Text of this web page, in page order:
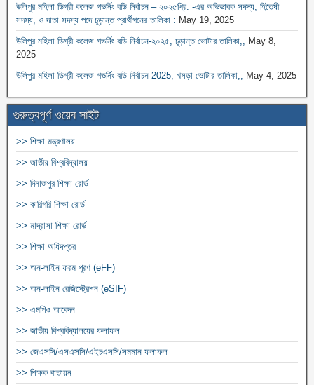
উলিপুর মহিলা ডিগ্রী কলেজ গভর্নিং বডি নির্বাচন – ২০২৫খ্রি. -এর অভিভাবক সদস্য, হিতৈষী
সদস্য, ও দাতা সদস্য পদে চূড়ান্ত প্রার্থীগনের তালিকা : May 19, 2025
উলিপুর মহিলা ডিগ্রী কলেজ গভর্নিং বডি নির্বাচন-২০২৫, চূড়ান্ত ভোটার তালিকা,,
May 8,
2025
উলিপুর মহিলা ডিগ্রী কলেজ গভর্নিং বডি নির্বাচন-2025, খসড়া ভোটার তালিকা,,
May 4, 2025
গুরুত্বপূর্ণ ওয়েব সাইট
>> শিক্ষা মন্ত্রণালয়
>> জাতীয় বিশ্ববিদ্যালয়
>> দিনাজপুর শিক্ষা রোর্ড
>> কারিগরি শিক্ষা রোর্ড
>> মাদ্রাসা শিক্ষা রোর্ড
>> শিক্ষা অধিদপ্তর
>> অন-লাইন ফরম পূরণ (eFF)
>> অন-লাইন রেজিস্ট্রেশন (eSIF)
>> এমপিও আবেদন
>> জাতীয় বিশ্ববিদ্যালয়ের ফলাফল
>> জেএসসি/এসএসসি/এইচএসসি/সমমান ফলাফল
>> শিক্ষক বাতায়ন